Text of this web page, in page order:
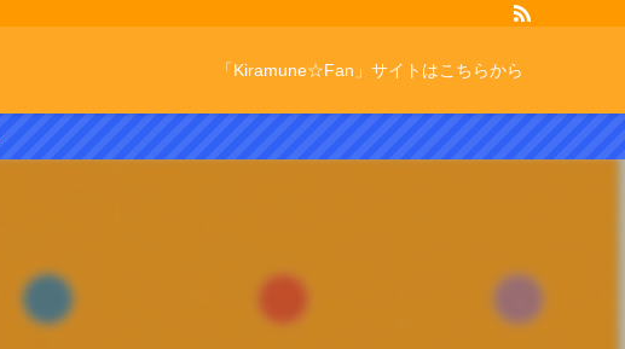
「Kiramune☆Fan」サイトはこちらから